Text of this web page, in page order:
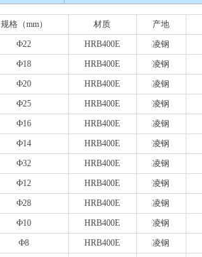
规格（mm） 材质
产地
Ф22 HRB400E
凌钢
Ф18 HRB400E
凌钢
Ф20 HRB400E
凌钢
Ф25 HRB400E
凌钢
Ф16 HRB400E
凌钢
Ф14 HRB400E
凌钢
Ф32 HRB400E
凌钢
Ф12 HRB400E
凌钢
Ф28 HRB400E
凌钢
Ф10 HRB400E
凌钢
Ф8 HRB400E
凌钢